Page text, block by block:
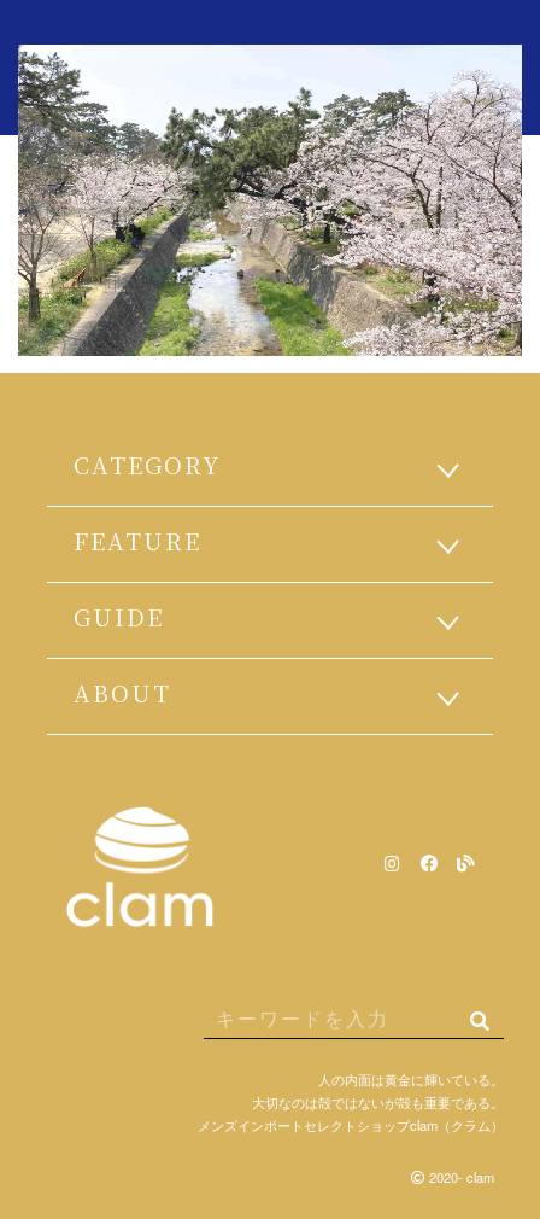
CATEGORY
FEATURE
GUIDE
ABOUT
人の内面は黄金に輝いている。
大切なのは殻ではないが殻も重要である。
メンズインポートセレクトショップclam（クラム）
2020- clam